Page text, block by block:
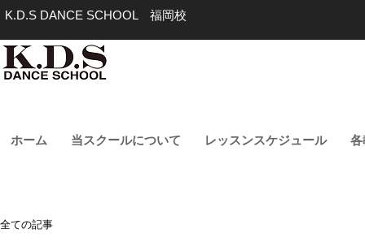
K.D.S DANCE SCHOOL 福岡校
ホーム 当スクールについて レッスンスケジュール 各
全ての記事